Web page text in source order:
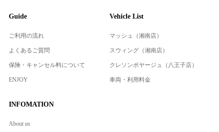
Guide
ご利用の流れ
よくあるご質問
保険・キャンセル料について
ENJOY
Vehicle List
マッシュ（湘南店）
スウィング（湘南店）
クレソンボヤージュ（八王子店）
車両・利用料金
INFOMATION
About us